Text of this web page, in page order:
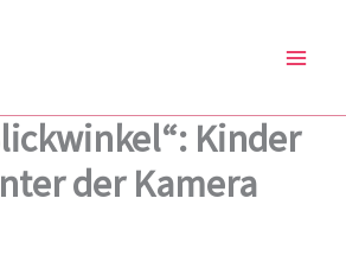
Kinder
der Kamera